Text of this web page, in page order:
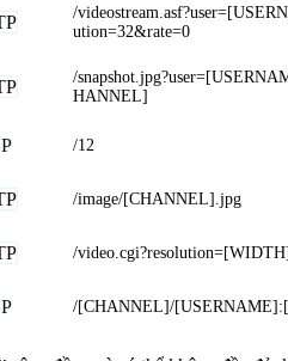
/
ution=32&rate=0
/
HANNEL]
/12
/image/[CHANNEL].jpg
/
/[CHANNEL]/